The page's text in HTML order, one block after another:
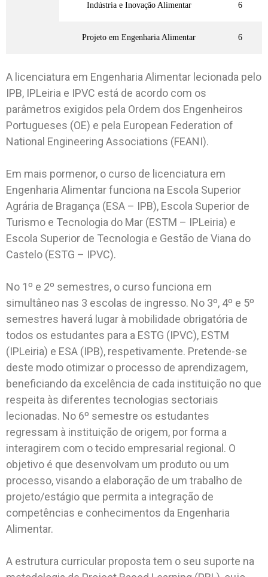
Indústria e Inovação Alimentar 6
Projeto em Engenharia Alimentar 6
A licenciatura em Engenharia Alimentar lecionada pelo
IPB, IPLeiria e IPVC está de acordo com os
parâmetros exigidos pela Ordem dos Engenheiros
Portugueses (OE) e pela European Federation of
National Engineering Associations (FEANI).
Em mais pormenor, o curso de licenciatura em
Engenharia Alimentar funciona na Escola Superior
Agrária de Bragança (ESA – IPB), Escola Superior de
Turismo e Tecnologia do Mar (ESTM – IPLeiria) e
Escola Superior de Tecnologia e Gestão de Viana do
Castelo (ESTG – IPVC).
No 1º e 2º semestres, o curso funciona em
simultâneo nas 3 escolas de ingresso. No 3º, 4º e 5º
semestres haverá lugar à mobilidade obrigatória de
todos os estudantes para a ESTG (IPVC), ESTM
(IPLeiria) e ESA (IPB), respetivamente. Pretende-se
deste modo otimizar o processo de aprendizagem,
beneficiando da excelência de cada instituição no que
respeita às diferentes tecnologias sectoriais
lecionadas. No 6º semestre os estudantes
regressam à instituição de origem, por forma a
interagirem com o tecido empresarial regional. O
objetivo é que desenvolvam um produto ou um
processo, visando a elaboração de um trabalho de
projeto/estágio que permita a integração de
competências e conhecimentos da Engenharia
Alimentar.
A estrutura curricular proposta tem o seu suporte na